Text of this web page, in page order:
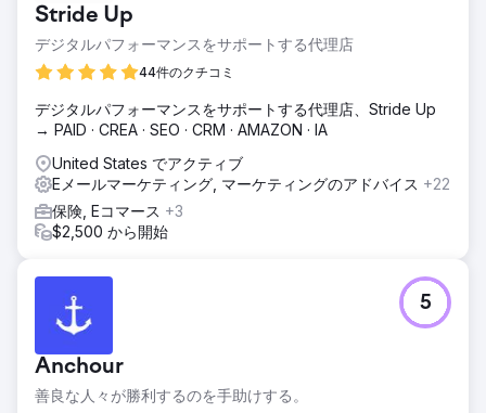
Stride Up
デジタルパフォーマンスをサポートする代理店
44件のクチコミ
デジタルパフォーマンスをサポートする代理店、Stride Up
→ PAID · CREA · SEO · CRM · AMAZON · IA
United States でアクティブ
Eメールマーケティング, マーケティングのアドバイス +22
保険, Eコマース +3
$2,500 から開始
Anchour
善良な人々が勝利するのを手助けする。
5